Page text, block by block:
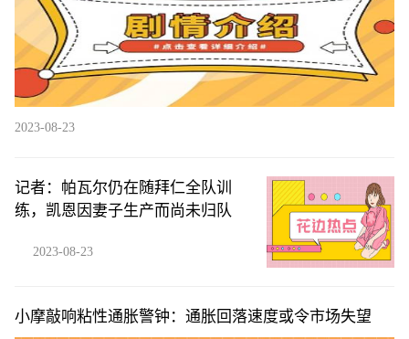
2023-08-23
记者：帕瓦尔仍在随拜仁全队训
练，凯恩因妻子生产而尚未归队
2023-08-23
小摩敲响粘性通胀警钟：通胀回落速度或令市场失望